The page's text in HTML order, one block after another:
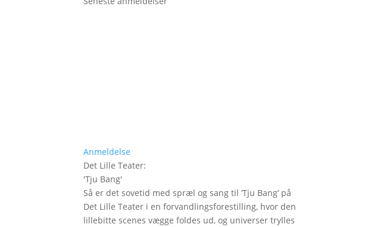
Anmeldelse
Det Lille Teater:
'Tju Bang'
Så er det sovetid med spræl og sang til ’Tju Bang’ på
Det Lille Teater i en forvandlingsforestilling, hvor den
lillebitte scenes vægge foldes ud, og universer trylles